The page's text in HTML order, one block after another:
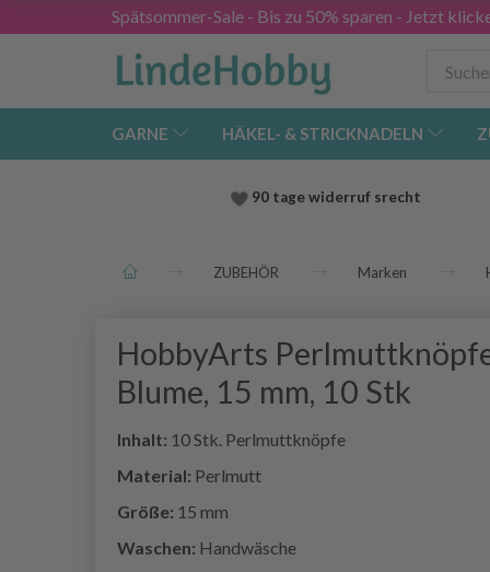
Spätsommer-Sale - Bis zu 50% sparen - Jetzt
GARNE HÄKEL- & STRICKNADELN
90 tage widerruf srecht
ZUBEHÖR Marken
HobbyArts
Blume, 15 mm, 10 Stk
Inhalt: 10 Stk. Perlmuttknöpfe
Material: Perlmutt
Größe: 15 mm
Waschen: Handwäsche